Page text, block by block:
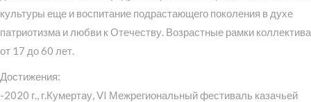
культуры еще и воспитание подрастающего поколения в духе
патриотизма и любви к Отечеству. Возрастные рамки коллектива
от 17 до 60 лет.
Достижения:
-2020 г., г.Кумертау, VI Межрегиональный фестиваль казачьей